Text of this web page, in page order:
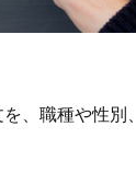
、職種や性別、